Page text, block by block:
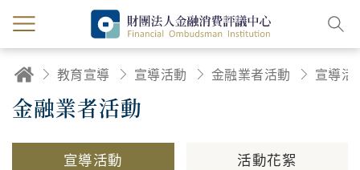
教育宣導 宣導活動 金融業者活動 宣導活
金融業者活動
宣導活動 活動花絮